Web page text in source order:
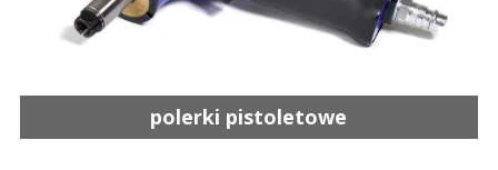
polerki pistoletowe